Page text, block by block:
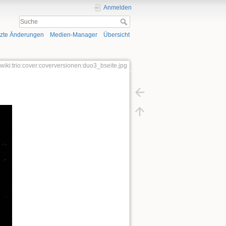
Anmelden
Änderungen Medien-Manager Übersicht
wiki:trio:cover:coverversionen:duo3_bseite.jpg